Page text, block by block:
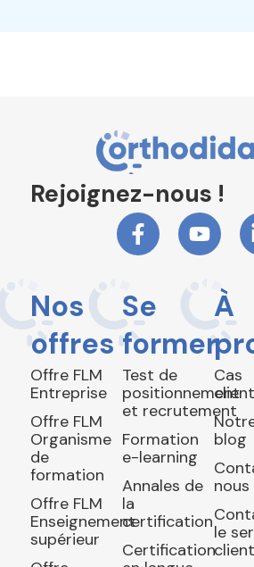
Rejoignez-nous !
Nos
offres
Offre FLM
Entreprise
Offre FLM
Organisme
de
formation
Offre FLM
Enseignement
supérieur
Se
former
Test de
positionnement
et recrutement
Formation
e-learning
Annales de
la
certification
Certification
À
Cas
blog
nous
le
client